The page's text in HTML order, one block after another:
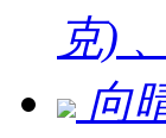
克)
向